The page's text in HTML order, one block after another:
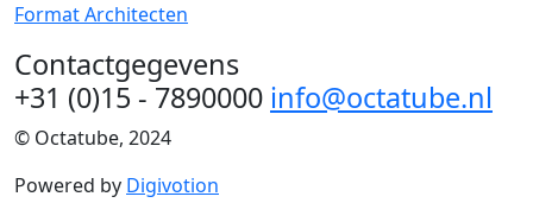
Format Architecten
Contactgegevens
+31 (0)15 - 7890000 info@octatube.nl
© Octatube, 2024
Powered by Digivotion